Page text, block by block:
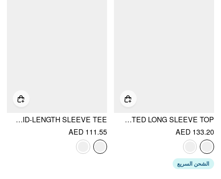
KNIT ASYMMETRICAL NECK SOLID KNOTTED LONG SLEEVE TOP
AED 133.20
الشحن السريع
COTTON-BLEND STRIPED SAILOR COLLAR OFF-SHOULDER MID-LENGTH SLEEVE TEE
AED 111.55